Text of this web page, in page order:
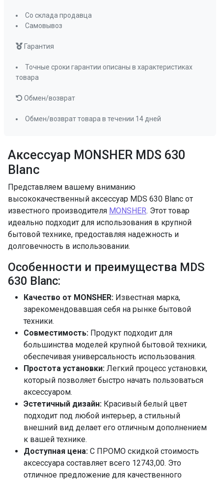
Аксессуар MONSHER MDS 630
Blanc
Представляем вашему вниманию
высококачественный аксессуар MDS 630 Blanc от
известного производителя MONSHER. Этот товар
идеально подходит для использования в крупной
бытовой технике, предоставляя надежность и
долговечность в использовании.
Особенности и преимущества MDS
630 Blanc:
Качество от MONSHER: Известная марка,
зарекомендовавшая себя на рынке бытовой
техники.
Совместимость: Продукт подходит для
большинства моделей крупной бытовой техники,
обеспечивая универсальность использования.
Простота установки: Легкий процесс установки,
который позволяет быстро начать пользоваться
аксессуаром.
Эстетичный дизайн: Красивый белый цвет
подходит под любой интерьер, а стильный
внешний вид делает его отличным дополнением
к вашей технике.
Доступная цена: С ПРОМО скидкой стоимость
аксессуара составляет всего 12743,00. Это
отличное предложение для качественного
Со склада продавца
Самовывоз
Гарантия
Точные сроки гарантии описаны в характеристиках
товара
Обмен/возврат
Обмен/возврат товара в течении 14 дней